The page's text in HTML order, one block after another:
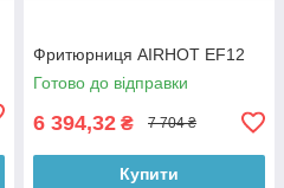
Фритюрниця AIRHOT EF12
Готово до відправки
6 394,32 ₴ 7 704 ₴
Купити